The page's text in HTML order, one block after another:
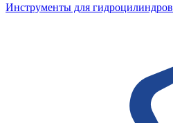
Инструменты для гидроцилиндров